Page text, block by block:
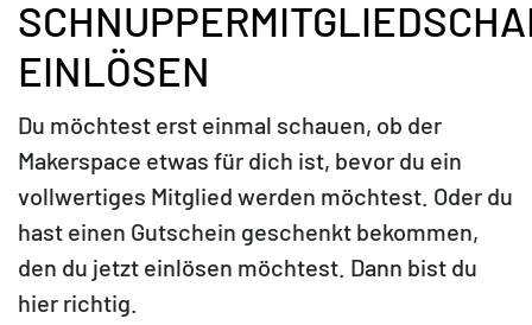
EINLÖSEN
Du möchtest erst einmal schauen, ob der
Makerspace etwas für dich ist, bevor du ein
vollwertiges Mitglied werden möchtest. Oder du
hast einen Gutschein geschenkt bekommen,
den du jetzt einlösen möchtest. Dann bist du
hier richtig.